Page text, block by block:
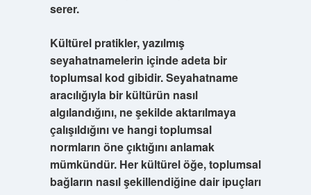
serer.
Kültürel pratikler, yazılmış
seyahatnamelerin içinde adeta bir
toplumsal kod gibidir. Seyahatname
aracılığıyla bir kültürün nasıl
algılandığını, ne şekilde aktarılmaya
çalışıldığını ve hangi toplumsal
normların öne çıktığını anlamak
mümkündür. Her kültürel öğe, toplumsal
bağların nasıl şekillendiğine dair ipuçları